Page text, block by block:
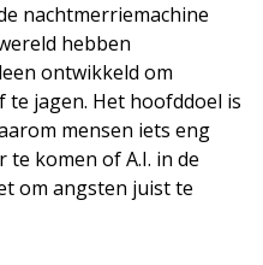
nachtmerriemachine
hebben
ontwikkeld om
jagen. Het hoofddoel is
mensen iets eng
te komen of A.I. in de
om angsten juist te